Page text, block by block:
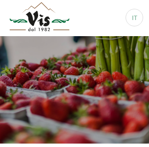
IT